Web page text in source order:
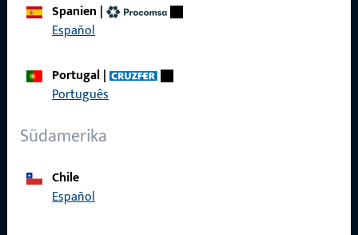
Spanien |
Español
Portugal|
Português
Südamerika
Chile
Español
Allgemeines